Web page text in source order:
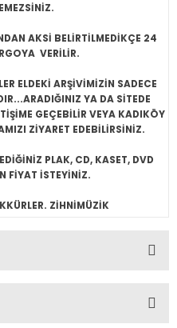
AKSİ BELİRTİLMEDİKÇE 24
VERİLİR.
ELDEKİ ARŞİVİMİZİN SADECE
YA DA SİTEDE
GEÇEBİLİR VEYA KADIKÖY
ZİYARET EDEBİLİRSİNİZ.
PLAK, CD, KASET, DVD
FİYAT İSTEYİNİZ.
ZİHNİMÜZİK